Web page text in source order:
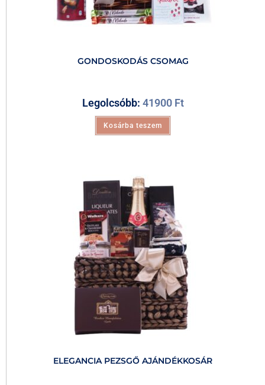
GONDOSKODÁS CSOMAG
Legolcsóbb: 41900 Ft
Kosárba teszem
ELEGANCIA PEZSGŐ AJÁNDÉKKOSÁR